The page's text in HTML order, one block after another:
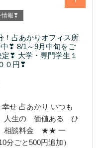
情報❣
！占あかりオフィス所
❣ 8/1～9月中旬をご
❣ 大学・専門学生１
０円❣
せ 占あかり いつも
人生の 価値ある ひ
相談料金 ★★ 一
ごと500円追加）